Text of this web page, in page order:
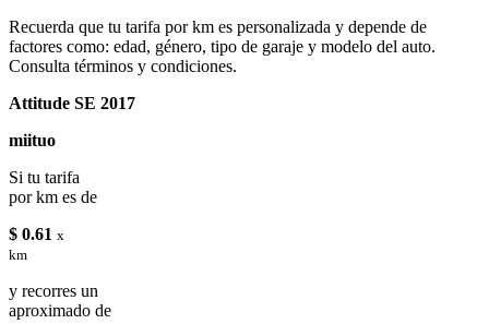
Recuerda que tu tarifa por km es personalizada y depende de
factores como: edad, género, tipo de garaje y modelo del auto.
Consulta términos y condiciones.
Attitude SE 2017
miituo
Si tu tarifa
por km es de
$ 0.61 x
km
y recorres un
aproximado de